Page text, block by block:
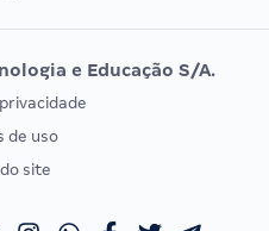
Vunesp
EXAME DE ORDEM
Calendário OAB
e Educação S/A.
de uso
site